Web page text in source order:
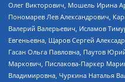
Олег Викторович, Мошель Ирина
Пономарев Лев Александрович,
Валерий Валерьевич, Исламов
Евгеньевна, Щаров Сергей
Гасан Ольга Павловна, Паутов
Маркович, Пислакова-Паркер
Владимировна, Чуркина Наталья